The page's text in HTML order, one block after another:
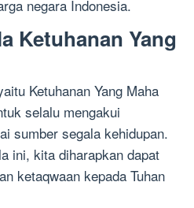
negara Indonesia.
Ketuhanan Yang
Ketuhanan Yang Maha
selalu mengakui
sumber segala kehidupan.
ini, kita diharapkan dapat
ketaqwaan kepada Tuhan